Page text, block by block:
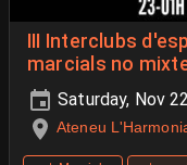
III Interclubs
marcials no
Saturday, Nov
Ateneu